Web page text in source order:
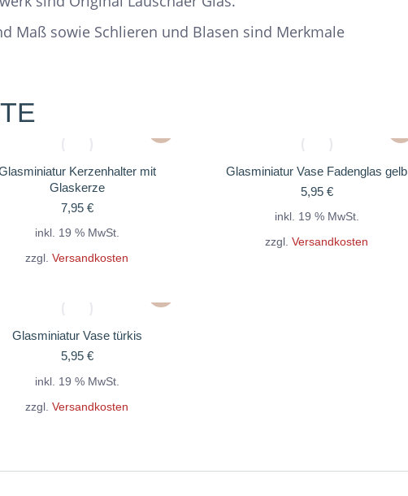
Maß sowie Schlieren und Blasen sind Merkmale
Kerzenhalter mit
Glaskerze
7,95 €
inkl. 19 % MwSt.
zzgl. Versandkosten
Glasminiatur Vase Fadenglas gelb
5,95 €
inkl. 19 % MwSt.
zzgl. Versandkosten
Glasminiatur Vase türkis
5,95 €
inkl. 19 % MwSt.
zzgl. Versandkosten